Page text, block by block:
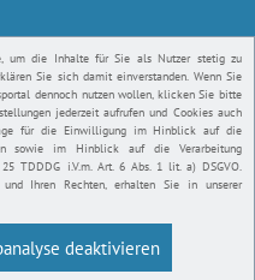
um die Inhalte für Sie als Nutzer stetig zu
Sie sich damit einverstanden. Wenn Sie
dennoch nutzen wollen, klicken Sie bitte
jederzeit aufrufen und Cookies auch
für die Einwilligung im Hinblick auf die
sowie im Hinblick auf die Verarbeitung
TDDDG i.V.m. Art. 6 Abs. 1 lit. a) DSGVO.
Ihren Rechten, erhalten Sie in unserer
deaktivieren